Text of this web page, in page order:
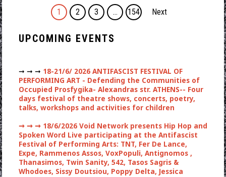
1 2 3 … 154 Next
UPCOMING EVENTS
➞ ➞ ➞ 18-21/6/ 2026 ANTIFASCIST FESTIVAL OF
PERFORMING ART - Defending the Communities of
Occupied Prosfygika- Alexandras str. ATHENS-- Four
days festival of theatre shows, concerts, poetry,
talks, workshops and activities for children
➞ ➞ ➞18/6/2026 Void Network presents Hip Hop and
Spoken Word Live participating at the Antifascist
Festival of Performing Arts: TNT, Fer De Lance,
Expe, Rammenos Assos, VoxPopuli, Antignomos ,
Thanasimos, Twin Sanity, 542, Tasos Sagris &
Whodoes, Sissy Doutsiou, Poppy Delta, Jessica